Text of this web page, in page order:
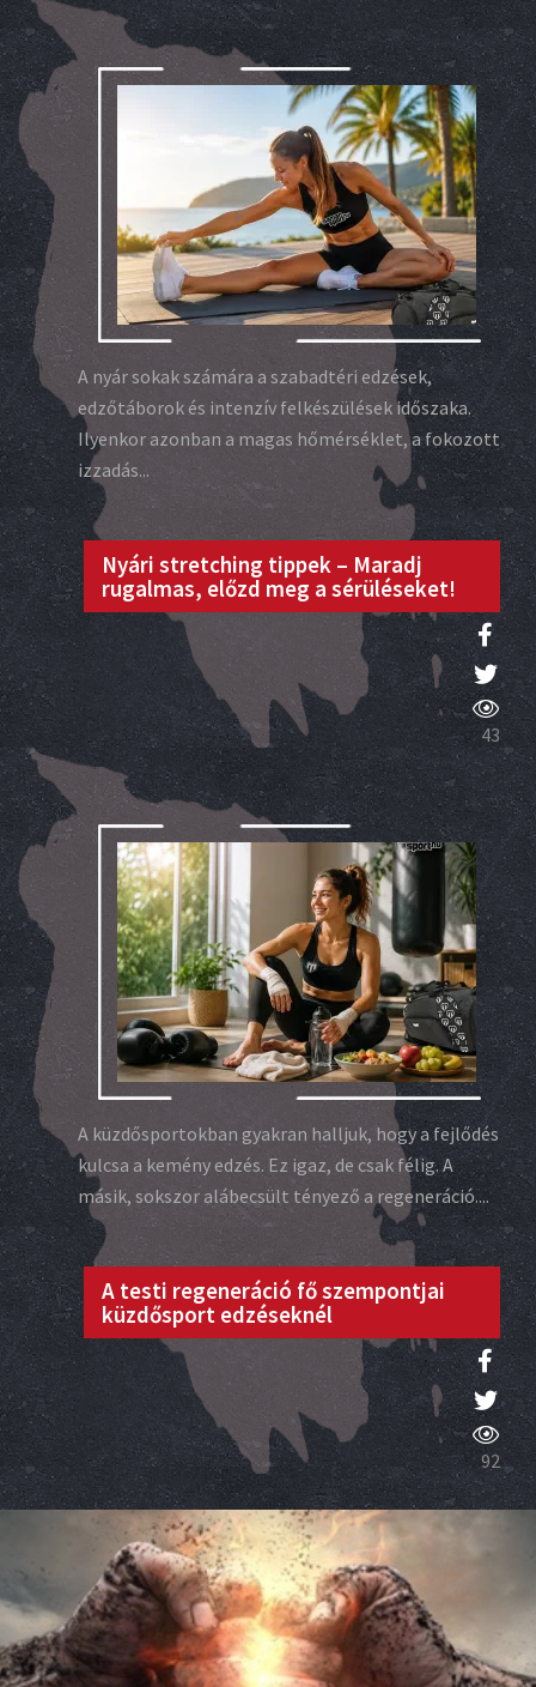
A nyár sokak számára a szabadtéri edzések,
edzőtáborok és intenzív felkészülések időszaka.
Ilyenkor azonban a magas hőmérséklet, a fokozott
izzadás...
Nyári stretching tippek – Maradj
rugalmas, előzd meg a sérüléseket!
43
A küzdősportokban gyakran halljuk, hogy a fejlődés
kulcsa a kemény edzés. Ez igaz, de csak félig. A
másik, sokszor alábecsült tényező a regeneráció....
A testi regeneráció fő szempontjai
küzdősport edzéseknél
92